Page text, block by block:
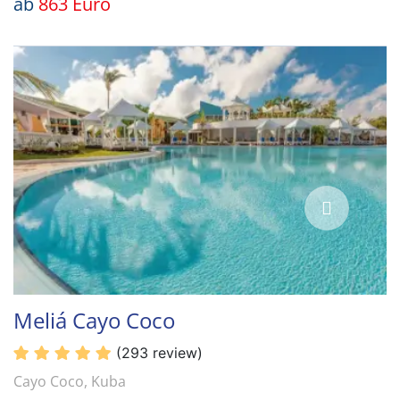
Meliá Cayo Coco
(293 review)
Cayo Coco, Kuba